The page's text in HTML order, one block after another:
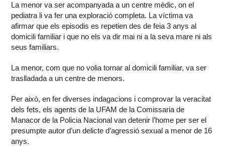
La menor va ser acompanyada a un centre mèdic, on el
pediatra li va fer una exploració completa. La víctima va
afirmar que els episodis es repetien des de feia 3 anys al
domicili familiar i que no els va dir mai ni a la seva mare ni als
seus familiars.
La menor, com que no volia tornar al domicili familiar, va ser
traslladada a un centre de menors.
Per això, en fer diverses indagacions i comprovar la veracitat
dels fets, els agents de la UFAM de la Comissaria de
Manacor de la Policia Nacional van detenir l’home per ser el
presumpte autor d’un delicte d’agressió sexual a menor de 16
anys.